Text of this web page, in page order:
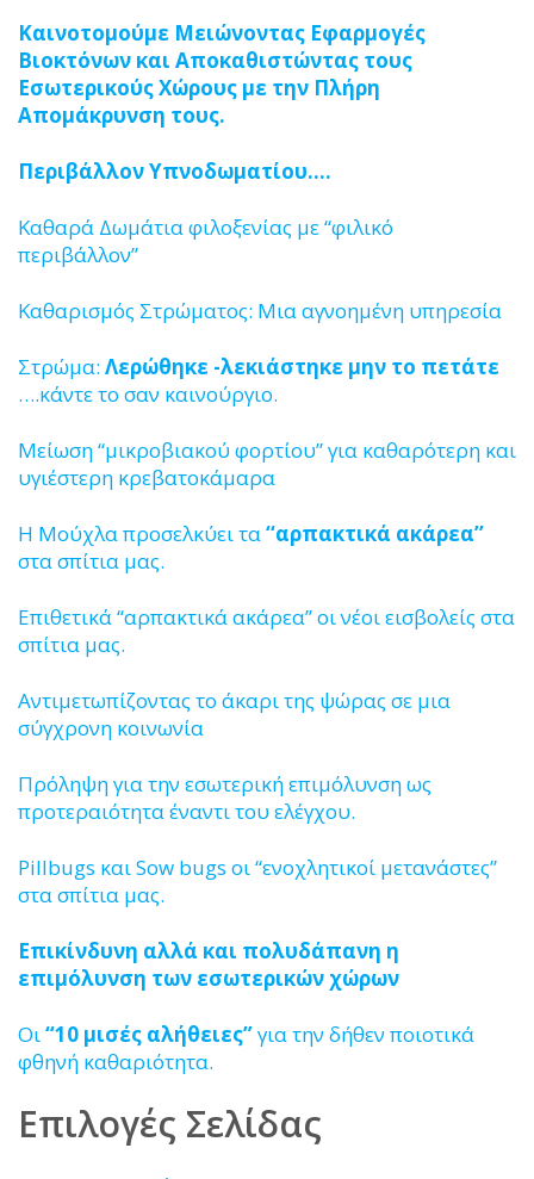
Καινοτομούμε Μειώνοντας Εφαρμογές
Βιοκτόνων και Αποκαθιστώντας τους
Εσωτερικούς Χώρους με την Πλήρη
Απομάκρυνση τους.
Περιβάλλον Υπνοδωματίου….
Καθαρά Δωμάτια φιλοξενίας με “φιλικό
περιβάλλον”
Καθαρισμός Στρώματος: Μια αγνοημένη υπηρεσία
Στρώμα: Λερώθηκε -λεκιάστηκε μην το πετάτε
….κάντε το σαν καινούργιο.
Μείωση “μικροβιακού φορτίου” για καθαρότερη και
υγιέστερη κρεβατοκάμαρα
Η Μούχλα προσελκύει τα‘‘αρπακτικά ακάρεα’’
στα σπίτια μας.
Επιθετικά ‘‘αρπακτικά ακάρεα’’ οι νέοι εισβολείς στα
σπίτια μας.
Αντιμετωπίζοντας το άκαρι της ψώρας σε μια
σύγχρονη κοινωνία
Πρόληψη για την εσωτερική επιμόλυνση ως
προτεραιότητα έναντι του ελέγχου.
Pillbugs και Sow bugs οι “ενοχλητικοί μετανάστες”
στα σπίτια μας.
Επικίνδυνη αλλά και πολυδάπανη η
επιμόλυνση των εσωτερικών χώρων
Οι“10 μισές αλήθειες”για την δήθεν ποιοτικά
φθηνή καθαριότητα.
Επιλογές Σελίδας